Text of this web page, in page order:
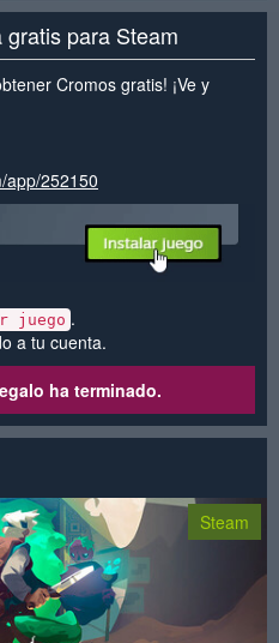
para Steam
Cromos gratis! ¡Ve y
app/252150
juego .
a tu cuenta.
ha terminado.
Steam